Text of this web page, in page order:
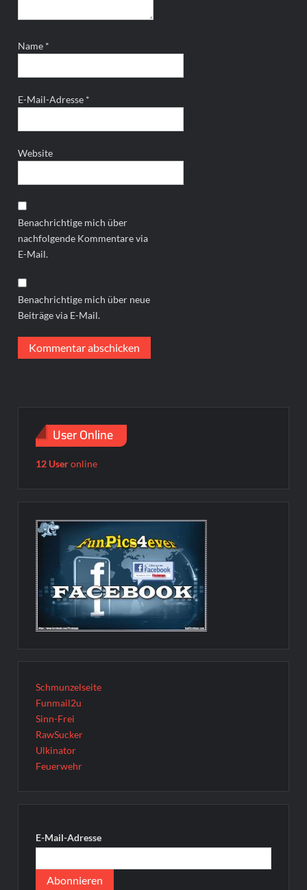
Name *
E-Mail-Adresse *
Website
Benachrichtige mich über
nachfolgende Kommentare via
E-Mail.
Benachrichtige mich über neue
Beiträge via E-Mail.
User Online
12 Useronline
Schmunzelseite
Funmail2u
Sinn-Frei
RawSucker
Ulkinator
Feuerwehr
E-Mail-Adresse